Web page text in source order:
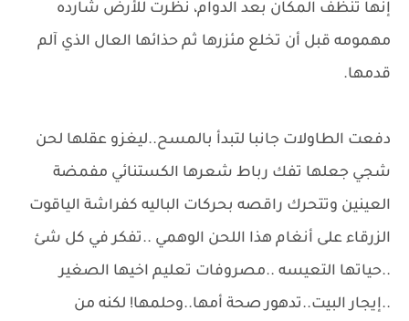
إنها تنظف المكان بعد الدوام، نظرت للأرض شارده
مهمومه قبل أن تخلع مئزرها ثم حذائها العال الذي آلم
قدمها.
دفعت الطاولات جانبا لتبدأ بالمسح..ليغزو عقلها لحن
شجي جعلها تفك رباط شعرها الكستنائي مفمضة
العينين وتتحرك راقصه بحركات الباليه كفراشة الياقوت
الزرقاء على أنغام هذا اللحن الوهمي ..تفكر في كل شئ
..حياتها التعيسه ..مصروفات تعليم اخيها الصغير
..إيجار البيت..تدهور صحة أمها..وحلمها! لكنه من